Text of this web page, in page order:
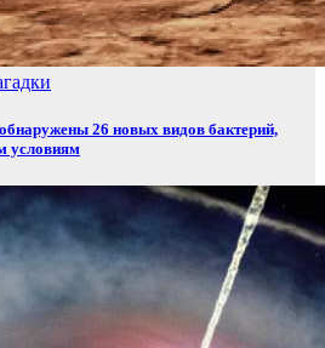
26 новых видов бактерий,
условиям